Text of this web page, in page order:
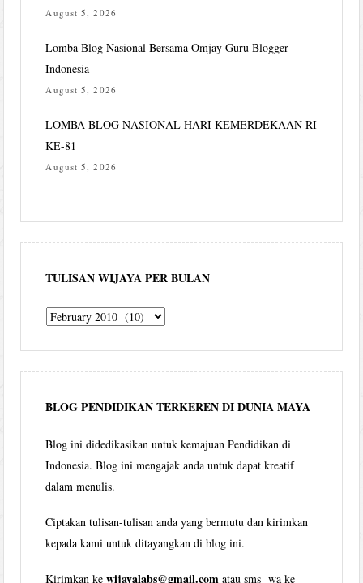
August 5, 2026
Lomba Blog Nasional Bersama Omjay Guru Blogger
Indonesia
August 5, 2026
LOMBA BLOG NASIONAL HARI KEMERDEKAAN RI
KE-81
August 5, 2026
TULISAN WIJAYA PER BULAN
Tulisan
per
bulan
BLOG PENDIDIKAN TERKEREN DI DUNIA MAYA
Blog ini didedikasikan untuk kemajuan Pendidikan di
Indonesia. Blog ini mengajak anda untuk dapat kreatif
dalam menulis.
Ciptakan tulisan-tulisan anda yang bermutu dan kirimkan
kepada kami untuk ditayangkan di blog ini.
Kirimkan kewijayalabs@gmail.com atau sms wa ke